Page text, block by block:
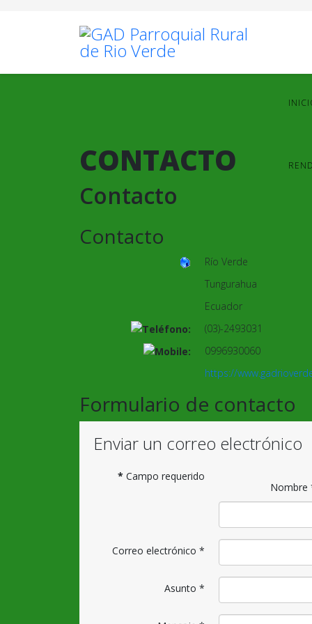
CONTACTO
Contacto
Contacto
Río Verde
Tungurahua
Ecuador
(03)-2493031
0996930060
https://
Formulario de contacto
Enviar un correo electrónico
* Campo requerido
Nombre
Correo electrónico *
Asunto *